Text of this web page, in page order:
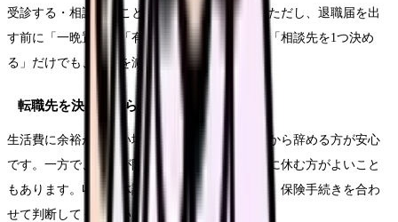
受診する・相談することを優先してください。ただし、退職届を出
す前に「一晩置く」「有休・休職を確認する」「相談先を1つ決め
る」だけでも、後悔を減らせます。
転職先を決めてから辞めるべきですか？
生活費に余裕が少ない場合は、転職先を決めてから辞める方が安心
です。一方で、心身が限界なら、次を決める前に休む方がよいこと
もあります。収入、体調、家族状況、失業給付、保険手続きを合わ
せて判断してください。